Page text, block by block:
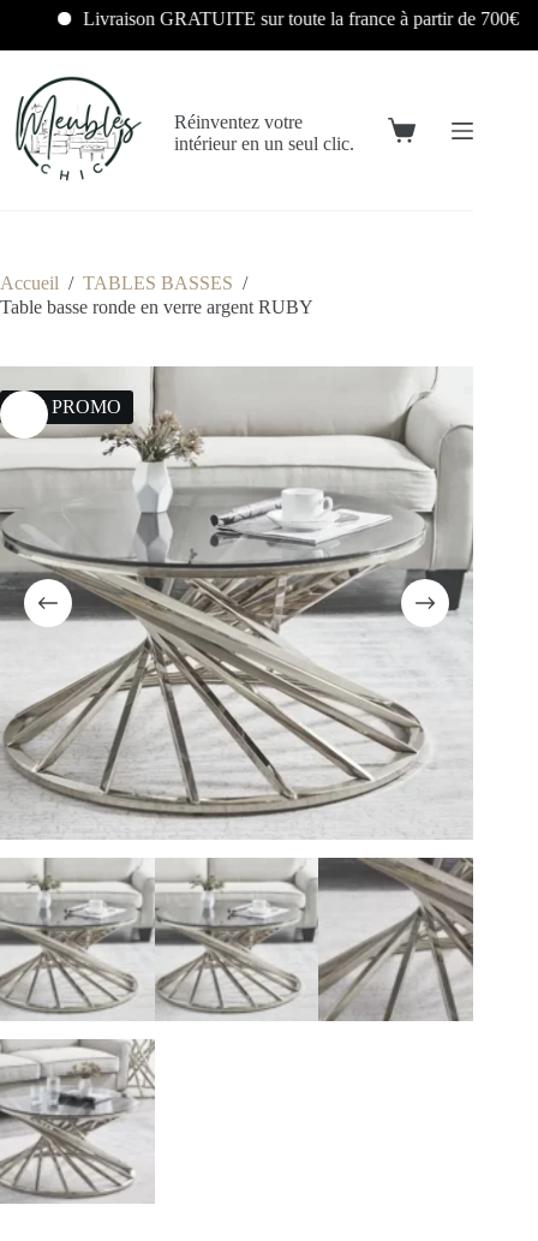
Livraison GRATUITE sur toute la france à partir de 700€
Réinventez votre
intérieur en un seul clic.
Accueil / TABLES BASSES /
Table basse ronde en verre argent RUBY
43% PROMO